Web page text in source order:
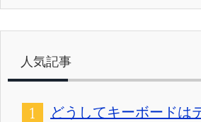
人気記事
どうしてキーボードは